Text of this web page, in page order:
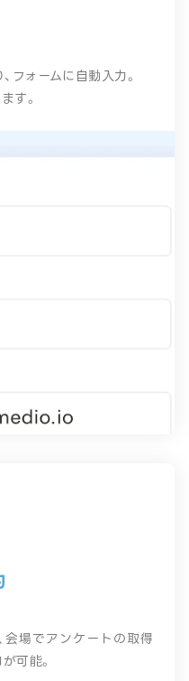
フォームに自動入力。
す。
会場でアンケートの取得
可能。